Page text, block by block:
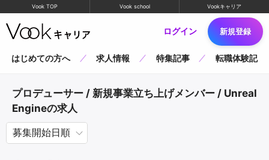
Vook TOP Vook school Vookキャリア
ログイン 新規登録
はじめての方へ 求人情報 特集記事 転職体験記
プロデューサー / 新規事業立ち上げメンバー / Unreal
Engineの求人